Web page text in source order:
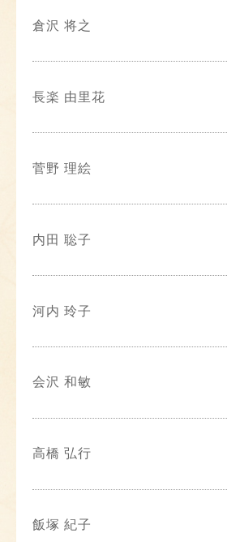
倉沢 将之
長楽 由里花
菅野 理絵
内田 聡子
河内 玲子
会沢 和敏
高橋 弘行
飯塚 紀子